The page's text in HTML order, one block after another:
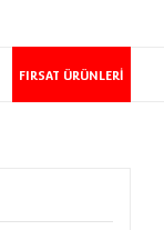
FIRSAT ÜRÜNLERİ